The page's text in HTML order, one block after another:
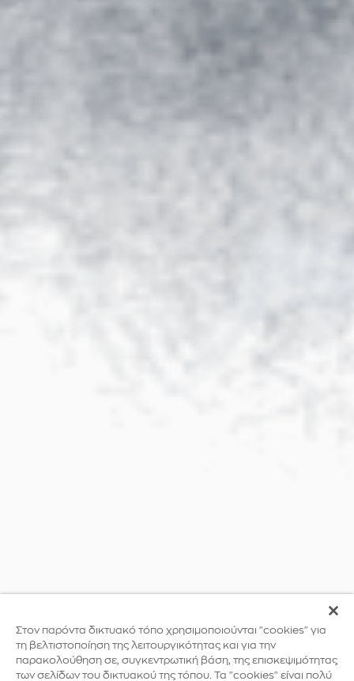
Στον παρόντα δικτυακό τόπο χρησιμοποιούνται "cookies" για
τη βελτιστοποίηση της λειτουργικότητας και για την
παρακολούθηση σε, συγκεντρωτική βάση, της επισκεψιμότητας
των σελίδων του δικτυακού της τόπου. Τα "cookies" είναι πολύ